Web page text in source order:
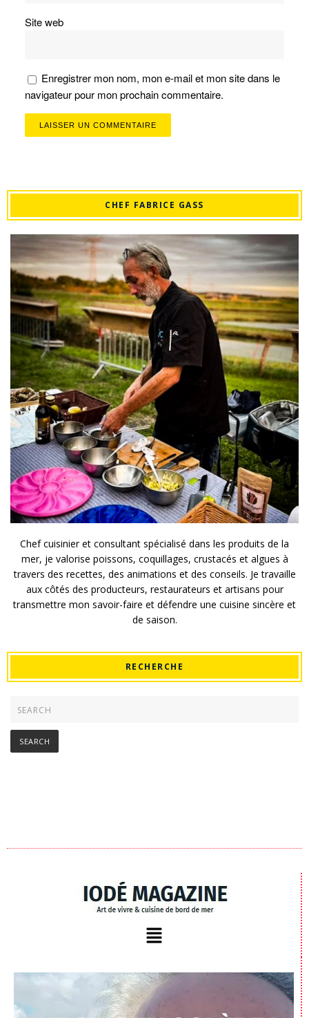
Site web
Enregistrer mon nom, mon e-mail et mon site dans le
navigateur pour mon prochain commentaire.
CHEF FABRICE GASS
Chef cuisinier et consultant spécialisé dans les produits de la
mer, je valorise poissons, coquillages, crustacés et algues à
travers des recettes, des animations et des conseils. Je travaille
aux côtés des producteurs, restaurateurs et artisans pour
transmettre mon savoir-faire et défendre une cuisine sincère et
de saison.
RECHERCHE